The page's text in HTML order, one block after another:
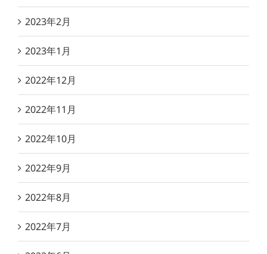
2023年2月
2023年1月
2022年12月
2022年11月
2022年10月
2022年9月
2022年8月
2022年7月